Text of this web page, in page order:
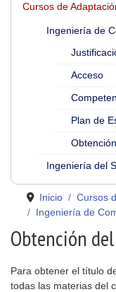
Cursos de
Ingeniería de
Acceso
Plan de
Ingeniería del
Inicio
Cursos
Ingeniería de
Obtención
Para obtener el título
todas las materias del